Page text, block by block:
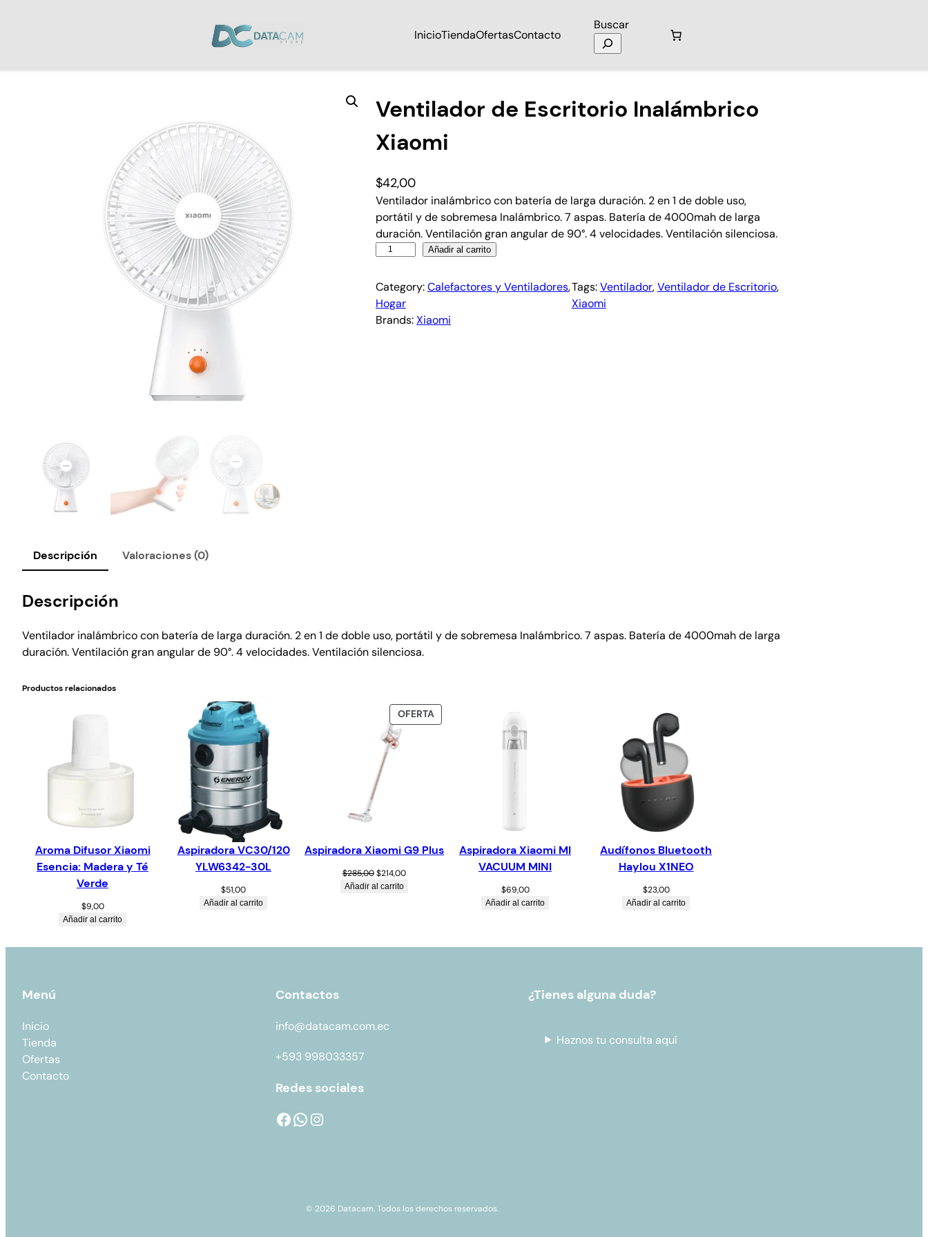
InicioTiendaOfertasContacto
Buscar
Ventilador de Escritorio Inalámbrico
Xiaomi
$42,00
Ventilador inalámbrico con batería de larga duración. 2 en 1 de doble uso,
portátil y de sobremesa Inalámbrico. 7 aspas. Batería de 4000mah de larga
duración. Ventilación gran angular de 90°. 4 velocidades. Ventilación silenciosa.
Añadir al carrito
Category:Calefactores y Ventiladores ,
Hogar
Tags:Ventilador, Ventilador de Escritorio,
Xiaomi
Brands:Xiaomi
Descripción Valoraciones (0)
Descripción
Ventilador inalámbrico con batería de larga duración. 2 en 1 de doble uso, portátil y de sobremesa Inalámbrico. 7 aspas. Batería de 4000mah de larga
duración. Ventilación gran angular de 90°. 4 velocidades. Ventilación silenciosa.
Productos relacionados
Aroma Difusor Xiaomi
Esencia: Madera y Té
Verde
$9,00
Añadir al carrito
Aspiradora VC30/120
YLW6342-30L
$51,00
Añadir al carrito
OFERTA
Aspiradora Xiaomi G9 Plus
$285,00$214,00
Añadir al carrito
Aspiradora Xiaomi MI
VACUUM MINI
$69,00
Añadir al carrito
Audífonos Bluetooth
Haylou X1NEO
$23,00
Añadir al carrito
Menú
Inicio
Tienda
Ofertas
Contacto
Contactos
info@datacam.com.ec
+593 998033357
Redes sociales
¿Tienes alguna duda?
Haznos tu consulta aquí
© 2026 Datacam. Todos los derechos reservados.